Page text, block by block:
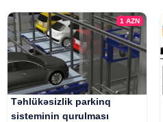
1AZN
Təhlükəsizlik parkinq
sisteminin qurulması